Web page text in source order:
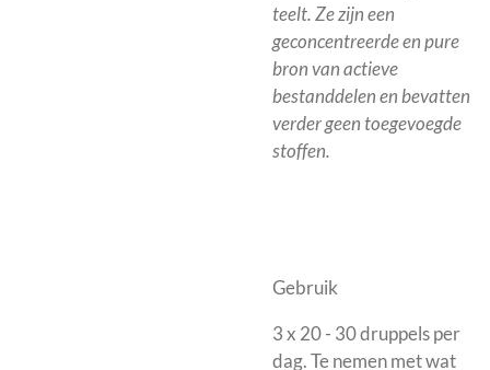
teelt. Ze zijn een
geconcentreerde en pure
bron van actieve
bestanddelen en bevatten
verder geen toegevoegde
stoffen.
Gebruik
3 x 20 - 30 druppels per
dag. Te nemen met wat